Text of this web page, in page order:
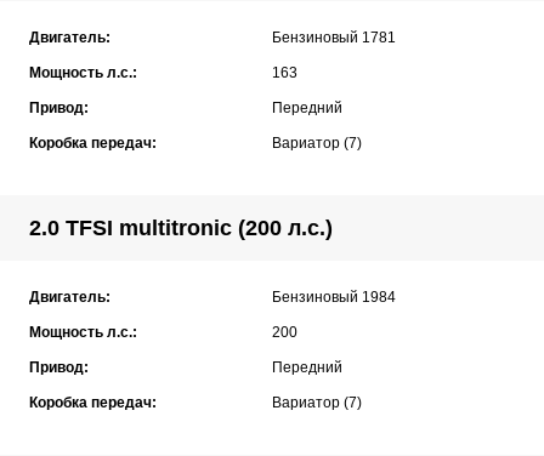
Двигатель: Бензиновый 1781
Мощность л.с.: 163
Привод: Передний
Коробка передач: Вариатор (7)
2.0 TFSI multitronic (200 л.с.)
Двигатель: Бензиновый 1984
Мощность л.с.: 200
Привод: Передний
Коробка передач: Вариатор (7)